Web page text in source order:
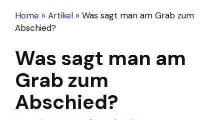
Home » Artikel » Was sagt man am Grab zum
Abschied?
Was sagt man am
Grab zum
Abschied?